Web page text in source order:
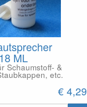
ML
Schaumstoff- &
etc.
€ 4,29